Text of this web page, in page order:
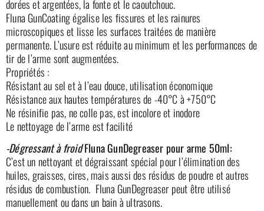
dorées et argentées, la fonte et le caoutchouc.
Fluna GunCoating égalise les fissures et les rainures
microscopiques et lisse les surfaces traitées de manière
permanente. L’usure est réduite au minimum et les performances de
tir de l’arme sont augmentées.
Propriétés :
Résistant au sel et à l’eau douce, utilisation économique
Résistance aux hautes températures de -40°C à +750°C
Ne résinifie pas, ne colle pas, est incolore et inodore
Le nettoyage de l’arme est facilité
-Dégressant à froidFluna GunDegreaser pour arme 50ml:
C’est un nettoyant et dégraissant spécial pour l’élimination des
huiles, graisses, cires, mais aussi des résidus de poudre et autres
résidus de combustion. Fluna GunDegreaser peut être utilisé
manuellement ou dans un bain à ultrasons.